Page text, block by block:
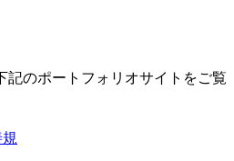
記のポートフォリオサイトをご覧